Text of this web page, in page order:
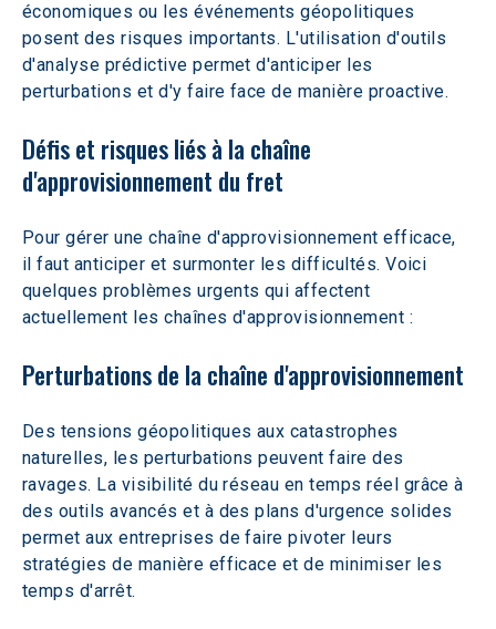
économiques ou les événements géopolitiques
posent des risques importants. L'utilisation d'outils
d'analyse prédictive permet d'anticiper les
perturbations et d'y faire face de manière proactive.
Défis et risques liés à la chaîne
d'approvisionnement du fret
Pour gérer une chaîne d'approvisionnement efficace,
il faut anticiper et surmonter les difficultés. Voici
quelques problèmes urgents qui affectent
actuellement les chaînes d'approvisionnement :
Perturbations de la chaîne d'approvisionnement
Des tensions géopolitiques aux catastrophes
naturelles, les perturbations peuvent faire des
ravages. La visibilité du réseau en temps réel grâce à
des outils avancés et à des plans d'urgence solides
permet aux entreprises de faire pivoter leurs
stratégies de manière efficace et de minimiser les
temps d'arrêt.